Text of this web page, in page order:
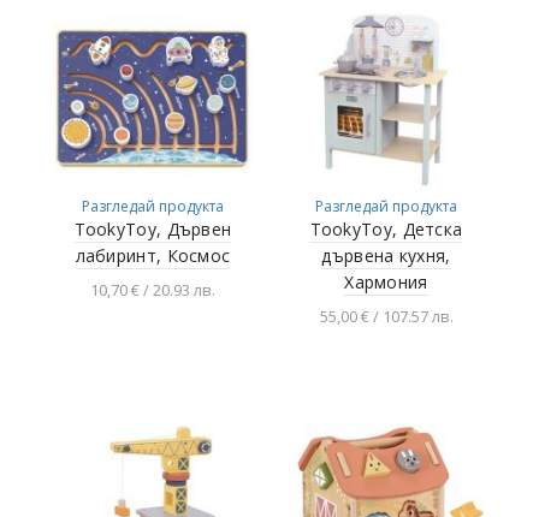
Разгледай продукта
TookyToy, Дървен
лабиринт, Космос
10,70 € / 20.93 лв.
Разгледай продукта
TookyToy, Детска
дървена кухня,
Хармония
55,00 € / 107.57 лв.